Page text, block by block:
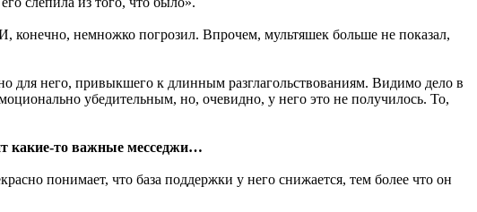
конечно, немножко погрозил. Впрочем, мультяшек больше не показал,
для него, привыкшего к длинным разглагольствованиям. Видимо дело в
убедительным, но, очевидно, у него это не получилось. То,
какие-то важные месседжи…
понимает, что база поддержки у него снижается, тем более что он